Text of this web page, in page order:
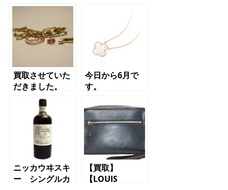
買取させていた
だきました。
今日から6月で
す。
ニッカウヰスキ
ー シングルカ
【買取】
【LOUIS